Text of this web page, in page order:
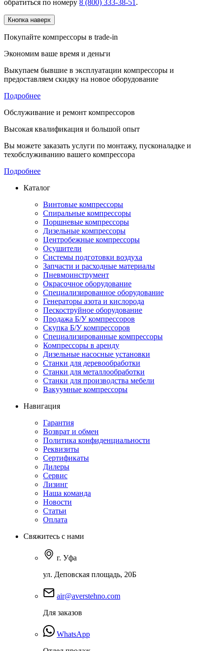
обратиться по номеру 8 (800) 333-38-51 .
Кнопка наверх
Покупайте компрессоры в trade-in
Экономим ваше время и деньги
Выкупаем бывшие в эксплуатации компрессоры и
предоставляем скидку на новое оборудование
Подробнее
Обслуживание и ремонт компрессоров
Высокая квалификация и большой опыт
Вы можете заказать услуги по монтажу, пусконаладке и
техобслуживанию вашего компрессора
Подробнее
Каталог
Винтовые компрессоры
Спиральные компрессоры
Поршневые компрессоры
Дизельные компрессоры
Центробежные компрессоры
Осушители
Системы подготовки воздуха
Запчасти и расходные материалы
Пневмоинструмент
Окрасочное оборудование
Специализированное оборудование
Генераторы азота и кислорода
Пескоструйное оборудование
Продажа Б/У компрессоров
Скупка Б/У компрессоров
Специализированные компрессоры
Компрессоры в аренду
Дизельные насосные установки
Станки для деревообработки
Станки для металлообработки
Станки для производства мебели
Вакуумные компрессоры
Навигация
Гарантия
Возврат и обмен
Политика конфиденциальности
Реквизиты
Сертификаты
Дилеры
Сервис
Лизинг
Наша команда
Новости
Статьи
Оплата
Свяжитесь с нами
г. Уфа
ул. Деповская площадь, 20Б
air@averstehno.com
Для заказов
WhatsApp